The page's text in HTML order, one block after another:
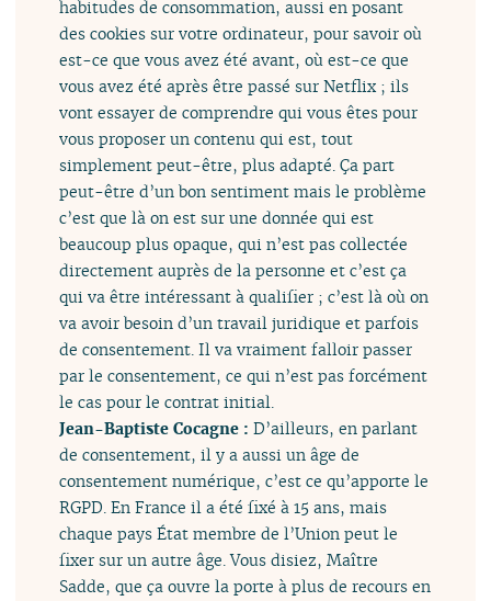
habitudes de consommation, aussi en posant
des cookies sur votre ordinateur, pour savoir où
est-ce que vous avez été avant, où est-ce que
vous avez été après être passé sur Netflix ; ils
vont essayer de comprendre qui vous êtes pour
vous proposer un contenu qui est, tout
simplement peut-être, plus adapté. Ça part
peut-être d’un bon sentiment mais le problème
c’est que là on est sur une donnée qui est
beaucoup plus opaque, qui n’est pas collectée
directement auprès de la personne et c’est ça
qui va être intéressant à qualifier ; c’est là où on
va avoir besoin d’un travail juridique et parfois
de consentement. Il va vraiment falloir passer
par le consentement, ce qui n’est pas forcément
le cas pour le contrat initial.
Jean-Baptiste Cocagne :D’ailleurs, en parlant
de consentement, il y a aussi un âge de
consentement numérique, c’est ce qu’apporte le
RGPD. En France il a été fixé à 15 ans, mais
chaque pays État membre de l’Union peut le
fixer sur un autre âge. Vous disiez, Maître
Sadde, que ça ouvre la porte à plus de recours en